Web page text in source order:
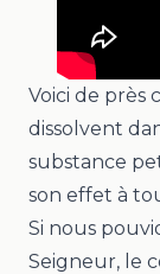
Voici de près
dissolvent
substance
son effet à
Si nous
Seigneur, le